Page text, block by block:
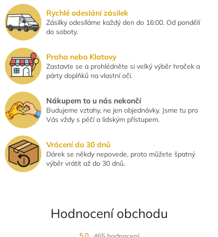
Rychlé odeslání zásilek
Zásilky odesíláme každý den do 16:00. Od pondělí
do soboty.
Praha nebo Klatovy
Zastavte se a prohlédněte si velký výběr hraček a
párty doplňků na vlastní oči.
Nákupem to u nás nekončí
Budujeme vztahy, ne jen objednávky. Jsme tu pro
Vás vždy s péčí a lidským přístupem.
Vrácení do 30 dnů
Dárek se někdy nepovede, proto můžete špatný
výběr vrátit až do 30 dnů.
Hodnocení obchodu